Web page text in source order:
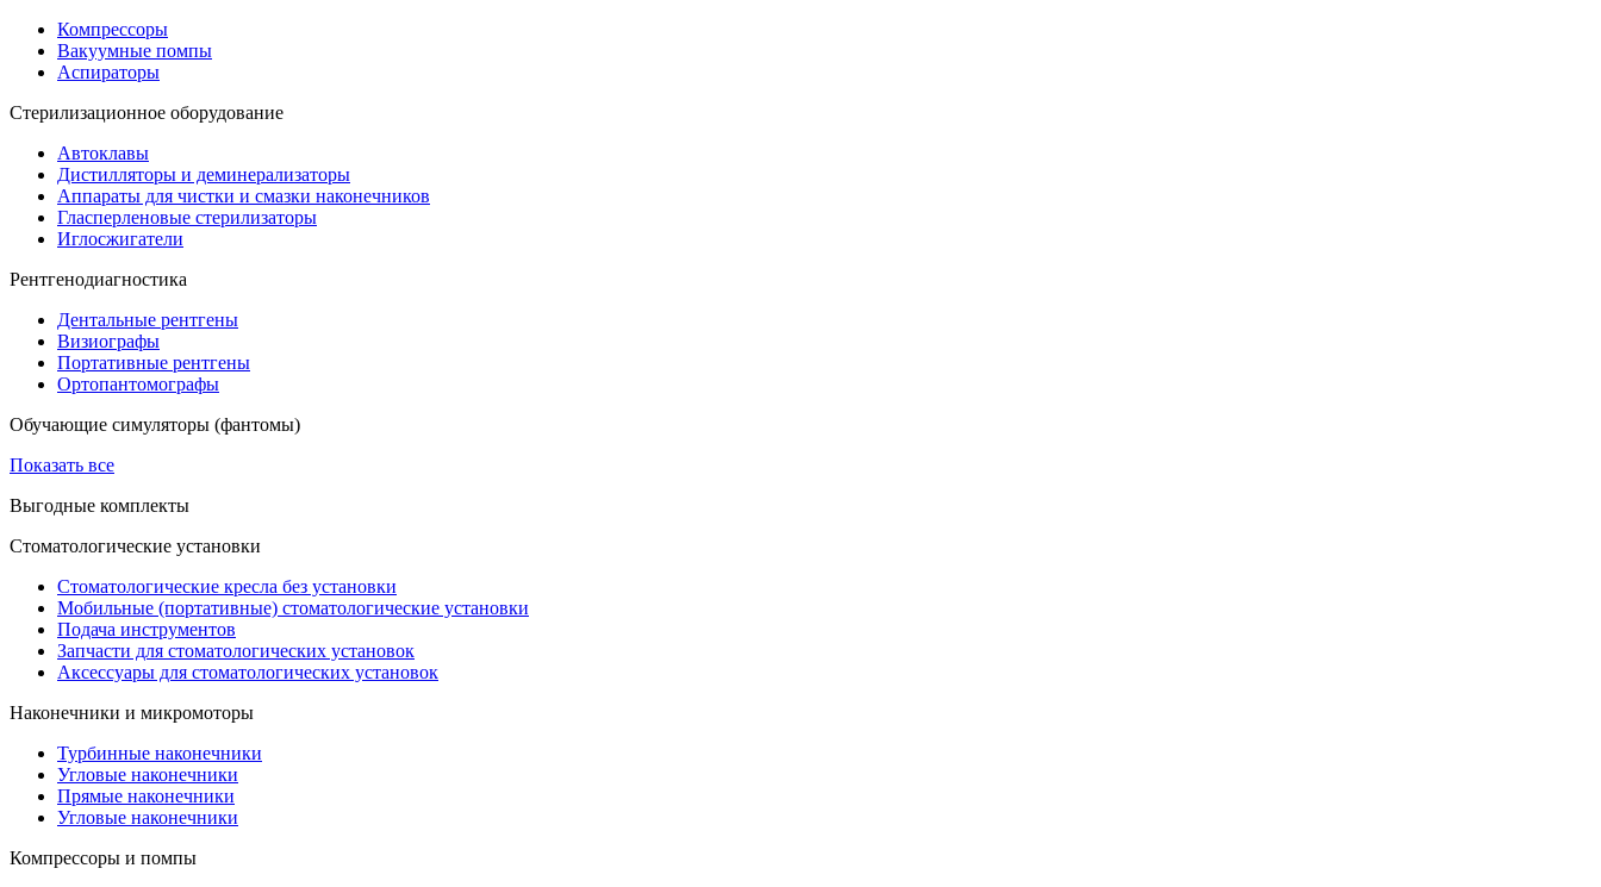
Компрессоры
Вакуумные помпы
Аспираторы
Стерилизационное оборудование
Автоклавы
Дистилляторы и деминерализаторы
Аппараты для чистки и смазки наконечников
Гласперленовые стерилизаторы
Иглосжигатели
Рентгенодиагностика
Дентальные рентгены
Визиографы
Портативные рентгены
Ортопантомографы
Обучающие симуляторы (фантомы)
Показать все
Выгодные комплекты
Стоматологические установки
Стоматологические кресла без установки
Мобильные (портативные) стоматологические установки
Подача инструментов
Запчасти для стоматологических установок
Аксессуары для стоматологических установок
Наконечники и микромоторы
Турбинные наконечники
Угловые наконечники
Прямые наконечники
Угловые наконечники
Компрессоры и помпы